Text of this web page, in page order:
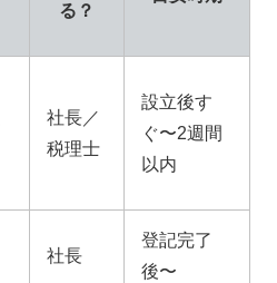
る？
社長／
税理士
設立後す
ぐ〜2週間
以内
社長
登記完了
後〜